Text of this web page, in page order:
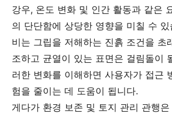
강우, 온도 변화 및 인간 활동과 같은
의 단단함에 상당한 영향을 미칠 수 있
비는 그립을 저해하는 진흙 조건을 초
조하고 균열이 있는 표면은 걸림돌이
러한 변화를 이해하면 사용자가 접근
험을 줄이는 데 도움이 됩니다.
게다가 환경 보존 및 토지 관리 관행